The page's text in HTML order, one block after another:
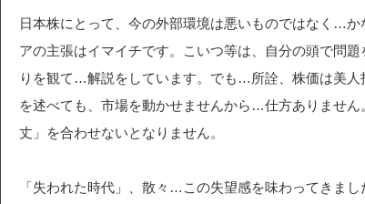
日本株にとって、今の外部環境は悪いものではなく…
アの主張はイマイチです。こいつ等は、自分の頭で問
りを観て…解説をしています。でも…所詮、株価は美
を述べても、市場を動かせませんから…仕方ありませ
丈」を合わせないとなりません。
「失われた時代」、散々…この失望感を味わってきまし